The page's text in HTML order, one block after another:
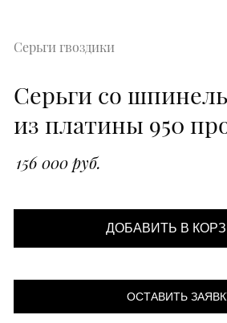
Серьги гвоздики
Серьги со
из платины 950
156 000 руб.
ДОБАВИТЬ В
ОСТАВИТЬ